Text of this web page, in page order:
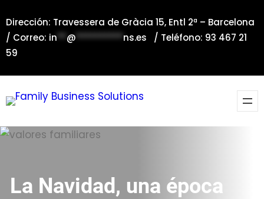
al
contenido
Dirección: Travessera de Gràcia 15, Entl 2ª – Barcelona
/ Correo: in**@**********ns.es / Teléfono: 93 467 21
59
La Navidad, una época